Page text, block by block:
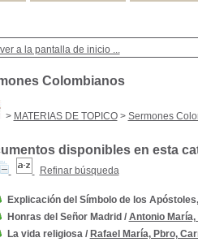
a la pantalla de inicio ...
Colombianos
> MATERIAS DE TOPICO> Sermones
disponibles en esta
Refinar búsqueda
Explicación del Símbolo de los
Honras del Señor Madrid / Antonio
La vida religiosa/ Rafael María, Pbro,